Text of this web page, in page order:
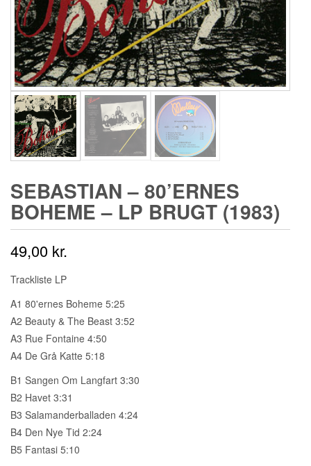
SEBASTIAN ‎– 80’ERNES
BOHEME – LP BRUGT (1983)
49,00 kr.
Trackliste LP
A1 80'ernes Boheme 5:25
A2 Beauty & The Beast 3:52
A3 Rue Fontaine 4:50
A4 De Grå Katte 5:18
B1 Sangen Om Langfart 3:30
B2 Havet 3:31
B3 Salamanderballaden 4:24
B4 Den Nye Tid 2:24
B5 Fantasi 5:10